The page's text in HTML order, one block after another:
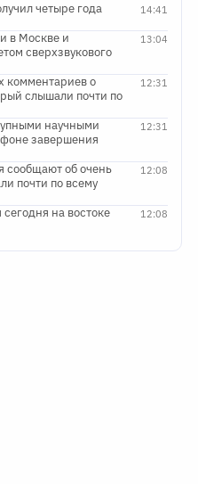
14:41
четыре года
13:04
в Москве и
сверхзвукового
12:31
комментариев о
слышали почти по
12:31
научными
завершения
12:08
об очень
почти по всему
12:08
на востоке